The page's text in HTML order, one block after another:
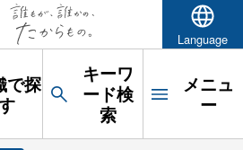
Language
で探
キーワ
ード検
索
メニュ
ー